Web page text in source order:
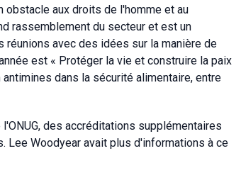
aux droits de l'homme et au
rassemblement du secteur et est un
avec des idées sur la manière de
est « Protéger la vie et construire la paix
dans la sécurité alimentaire, entre
des accréditations supplémentaires
Lee Woodyear avait plus d'informations à ce